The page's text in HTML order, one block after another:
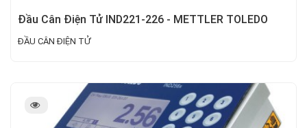
Đầu Cân Điện Tử IND221-226 - METTLER TOLEDO
ĐẦU CÂN ĐIỆN TỬ